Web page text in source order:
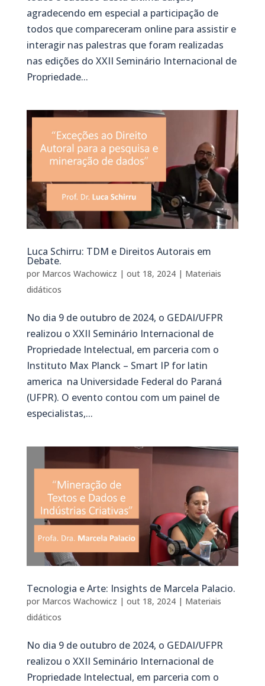
agradecendo em especial a participação de
todos que compareceram online para assistir e
interagir nas palestras que foram realizadas
nas edições do XXII Seminário Internacional de
Propriedade...
Luca Schirru: TDM e Direitos Autorais em
Debate.
por Marcos Wachowicz | out 18, 2024| Materiais
didáticos
No dia 9 de outubro de 2024, o GEDAI/UFPR
realizou o XXII Seminário Internacional de
Propriedade Intelectual, em parceria com o
Instituto Max Planck – Smart IP for latin
america na Universidade Federal do Paraná
(UFPR). O evento contou com um painel de
especialistas,...
Tecnologia e Arte: Insights de Marcela Palacio.
por Marcos Wachowicz | out 18, 2024| Materiais
didáticos
No dia 9 de outubro de 2024, o GEDAI/UFPR
realizou o XXII Seminário Internacional de
Propriedade Intelectual, em parceria com o